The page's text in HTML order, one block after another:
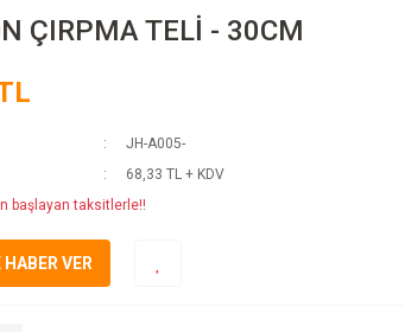
ÇIRPMA TELİ - 30CM
JH-A005-
68,33 TL + KDV
başlayan taksitlerle!!
VER